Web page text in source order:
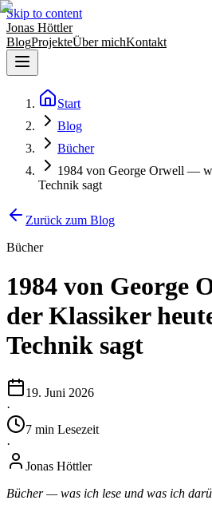
Skip to content
Jonas Höttler
BlogProjekteÜber michKontakt
Start
Blog
Bücher
1984 von George Orwell —
Technik sagt
Zurück zum Blog
Bücher
1984 von George
der Klassiker
Technik sagt
19. Juni 2026
·
7 min Lesezeit
·
Jonas Höttler
Bücher — was ich lese und was ich